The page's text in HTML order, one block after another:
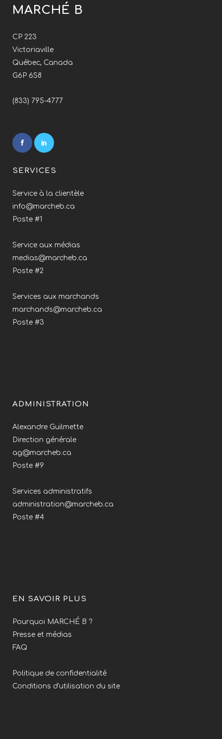
MARCHÉ B
CP 223
Victoriaville
Québec, Canada
G6P 6S8
(833) 795-4777
SERVICES
Service à la clientèle
info@marcheb.ca
Poste #1
Service aux médias
medias@marcheb.ca
Poste #2
Services aux marchands
marchands@marcheb.ca
Poste #3
ADMINISTRATION
Alexandre Guilmette
Direction générale
ag@marcheb.ca
Poste #9
Services administratifs
administration@marcheb.ca
Poste #4
EN SAVOIR PLUS
Pourquoi MARCHÉ B ?
Presse et médias
FAQ
Politique de confidentialité
Conditions d'utilisation du site